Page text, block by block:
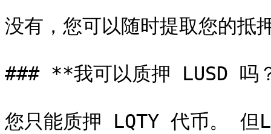
没有，您可以随时提取您的抵
### **我可以质押 LUSD 吗
您只能质押 LQTY 代币。 但